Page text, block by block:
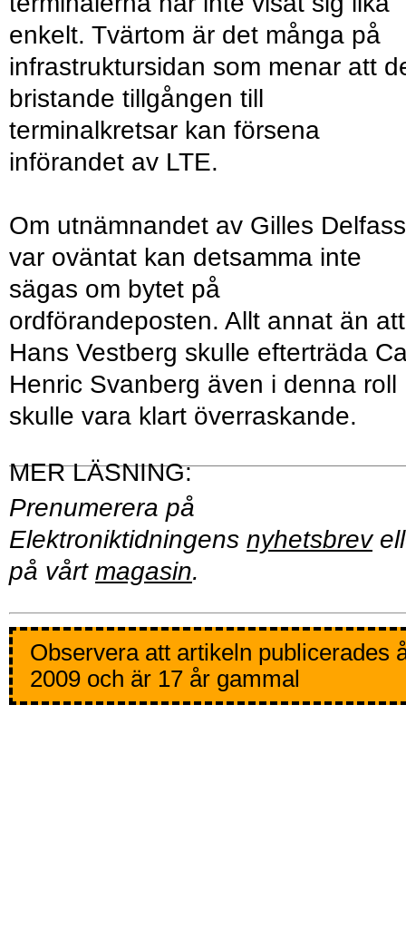
enkelt. Tvärtom är det många på
infrastruktursidan som menar att
bristande tillgången till
terminalkretsar kan försena
införandet av LTE.
Om utnämnandet av Gilles
var oväntat kan detsamma inte
sägas om bytet på
ordförandeposten. Allt annat än att
Hans Vestberg skulle efterträda
Henric Svanberg även i denna roll
skulle vara klart överraskande.
Prenumerera på
Elektroniktidningens nyhetsbrev
på vårt magasin.
Observera att artikeln publicerades
2009 och är 17 år gammal